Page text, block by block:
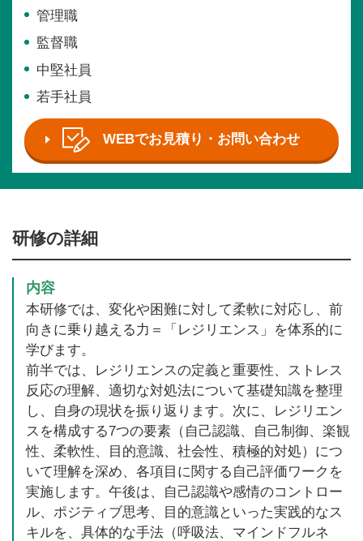
管理職
監督職
中堅社員
若手社員
WEBでお見積り・お問い合わせ
研修の詳細
内容
本研修では、変化や困難に対して柔軟に対応し、前
向きに乗り越える力＝「レジリエンス」を体系的に
学びます。
前半では、レジリエンスの定義と重要性、ストレス
反応の理解、適切な対処法について基礎知識を整理
し、自身の現状を振り返ります。次に、レジリエン
スを構成する7つの要素（自己認識、自己制御、楽観
性、柔軟性、目的意識、社会性、積極的対処）につ
いて理解を深め、各項目に関する自己評価ワークを
実施します。午後は、自己認識や感情のコントロー
ル、ポジティブ思考、目的意識といった実践的なス
キルを、具体的な手法（呼吸法、マインドフルネ